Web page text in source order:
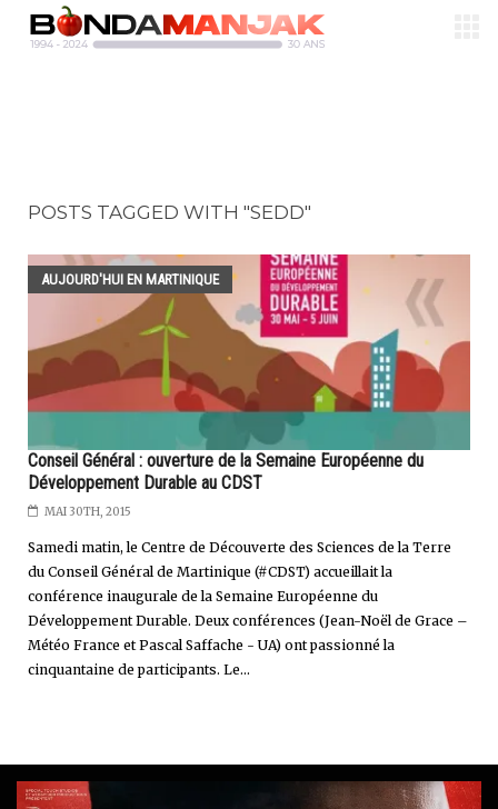
POSTS TAGGED WITH "SEDD"
AUJOURD'HUI EN MARTINIQUE
Conseil Général : ouverture de la Semaine Européenne du
Développement Durable au CDST
MAI 30TH, 2015
Samedi matin, le Centre de Découverte des Sciences de la Terre
du Conseil Général de Martinique (#CDST) accueillait la
conférence inaugurale de la Semaine Européenne du
Développement Durable. Deux conférences (Jean-Noël de Grace –
Météo France et Pascal Saffache - UA) ont passionné la
cinquantaine de participants. Le...